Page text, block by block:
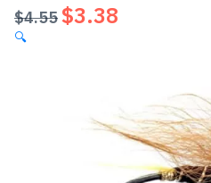
$4.55 Alkuperäinen
$3.38
🔍